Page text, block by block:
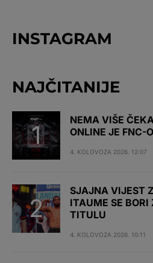
INSTAGRAM
NAJČITANIJE
NEMA VIŠE
ONLINE JE FNC-
4. KOLOVOZA 2026. 12:07
SJAJNA VIJEST
ITAUME SE
TITULU
4. KOLOVOZA 2026. 10:11